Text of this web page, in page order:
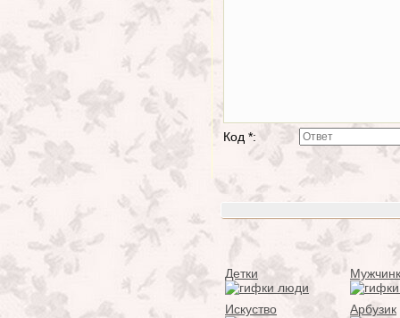
Код *:
Детки
Искуство Арбузик